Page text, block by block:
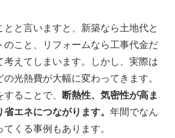
と言いますと、新築なら土地代と
のこと、リフォームなら工事代金だ
考えてしまいます。しかし、実際は
光熱費が大幅に変わってきます。
することで、
断熱性、気密性が高ま
エネにつながります。 年間でなん
くる事例もあります。